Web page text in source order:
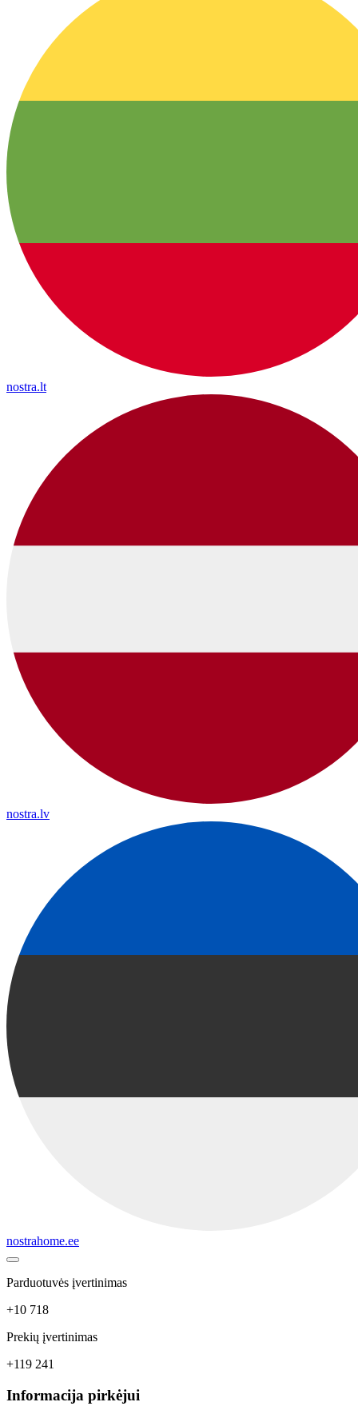
nostra.lt
nostra.lv
nostrahome.ee
Parduotuvės įvertinimas
+10 718
Prekių įvertinimas
+119 241
Informacija pirkėjui